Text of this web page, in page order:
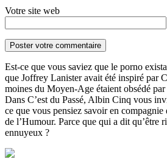
Votre site web
Est-ce que vous saviez que le porno
que Joffrey Lanister avait été inspiré par
moines du Moyen-Age étaient obsédé
Dans C’est du Passé, Albin Cinq vous
ce que vous pensiez savoir en compagnie
de l’Humour. Parce que qui a dit qu’être
ennuyeux ?